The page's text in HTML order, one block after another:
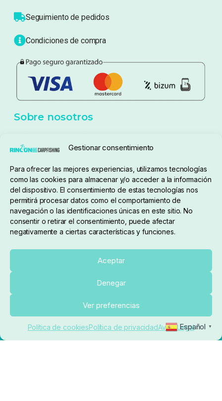
Gestionar consentimiento
Para ofrecer las mejores experiencias, utilizamos tecnologías
como las cookies para almacenar y/o acceder a la información
del dispositivo. El consentimiento de estas tecnologías nos
permitirá procesar datos como el comportamiento de
navegación o las identificaciones únicas en este sitio. No
consentir o retirar el consentimiento, puede afectar
negativamente a ciertas características y funciones.
Aceptar
Denegar
Ver preferencias
Política de cookiesPolítica de privacidadAviso Legal
Seguimiento de pedidos
Condiciones de compra
Sobre nosotros
pedidos@elrincondelcarpfishing.com
910 824 923
Lunes a Viernes de 10:00 a 14:00 horas y 17:00 a
20:00
Paseo de Guadalajara, 36. Local 3. 28702. San
reservados.
Ecommerce conectado con Kiby ERP
Español ▼